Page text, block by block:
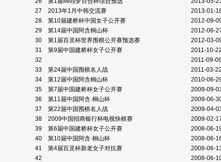
27
2013年1月中韩交流赛
2013-01-
28
第10届建桥杯中国女子公开赛
2012-09-
29
第14届中国阿含桐山杯
2012-06-
30
第1届百灵杯世界围棋公开赛预选赛
2012-03-
31
第9届中国建桥杯女子公开赛
2011-10-
32
2011-09-
33
第24届中国围棋名人战
2011-03-
34
第12届中国阿含桐山杯
2010-06-
35
第7届中国建桥杯女子公开赛
2009-09-
36
第11届中国阿含·桐山杯
2009-06-
37
第22届中国围棋名人战
2009-04-
38
2009中国招商银行杯电视快棋赛
2009-02-
39
第6届中国建桥杯女子公开赛
2008-06-
40
第10届中国阿含·桐山杯
2008-06-
41
第4届百灵杯新老女子对抗赛
2008-06-
42
2008-06-